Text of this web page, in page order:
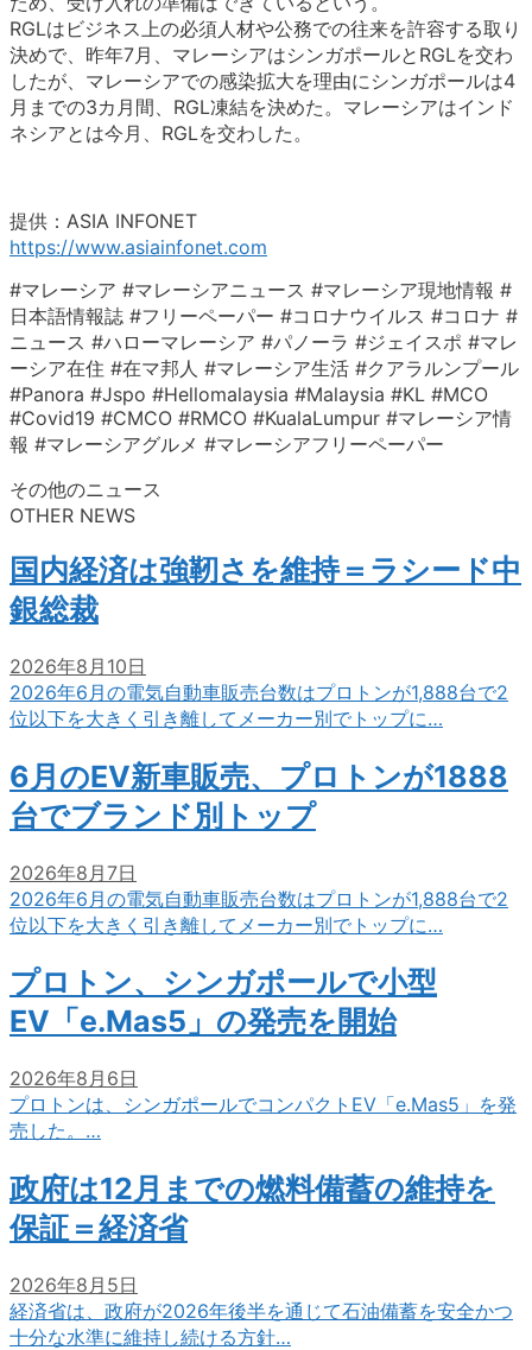
RGLはビジネス上の必須人材や公務での往来を許容する取り
決めで、昨年7月、マレーシアはシンガポールとRGLを交わ
したが、マレーシアでの感染拡大を理由にシンガポールは4
月までの3カ月間、RGL凍結を決めた。マレーシアはインド
ネシアとは今月、RGLを交わした。
提供：ASIA INFONET
https://www.asiainfonet.com
#マレーシア #マレーシアニュース #マレーシア現地情報 #
日本語情報誌 #フリーペーパー #コロナウイルス #コロナ #
ニュース #ハローマレーシア #パノーラ #ジェイスポ #マレ
ーシア在住 #在マ邦人 #マレーシア生活 #クアラルンプール
#Panora #Jspo #Hellomalaysia #Malaysia #KL #MCO
#Covid19 #CMCO #RMCO #KualaLumpur #マレーシア情
報 #マレーシアグルメ #マレーシアフリーペーパー
その他のニュース
OTHER NEWS
国内経済は強靭さを維持＝ラシード中
銀総裁
2026年8月10日
2026年6月の電気自動車販売台数はプロトンが1,888台で2
位以下を大きく引き離してメーカー別でトップに…
6月のEV新車販売、プロトンが1888
台でブランド別トップ
2026年8月7日
2026年6月の電気自動車販売台数はプロトンが1,888台で2
位以下を大きく引き離してメーカー別でトップに…
プロトン、シンガポールで小型
EV「e.Mas5」の発売を開始
2026年8月6日
プロトンは、シンガポールでコンパクトEV「e.Mas5」を発
売した。…
政府は12月までの燃料備蓄の維持を
保証＝経済省
2026年8月5日
経済省は、政府が2026年後半を通じて石油備蓄を安全かつ
十分な水準に維持し続ける方針…